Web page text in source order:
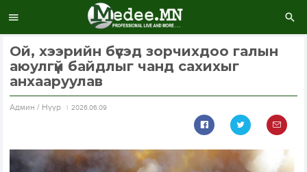
Ой, хээрийн бүсэд зорчихдоо галын
аюулгүй байдлыг чанд сахихыг
анхааруулав
Aдмин / Нүүр 2026.06.09